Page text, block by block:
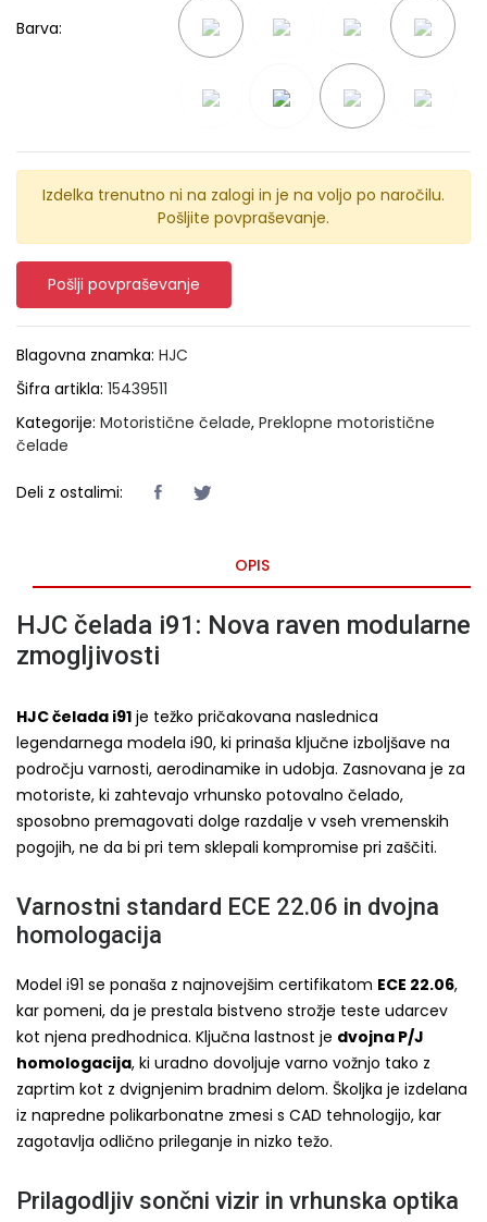
Barva:
Izdelka trenutno ni na zalogi in je na voljo po naročilu.
Pošljite povpraševanje.
Pošlji povpraševanje
Blagovna znamka: HJC
Šifra artikla: 15439511
Kategorije: Motoristične čelade, Preklopne motoristične
čelade
Deli z ostalimi:
OPIS
HJC čelada i91: Nova raven modularne
zmogljivosti
HJC čelada i91 je težko pričakovana naslednica
legendarnega modela i90, ki prinaša ključne izboljšave na
področju varnosti, aerodinamike in udobja. Zasnovana je za
motoriste, ki zahtevajo vrhunsko potovalno čelado,
sposobno premagovati dolge razdalje v vseh vremenskih
pogojih, ne da bi pri tem sklepali kompromise pri zaščiti.
Varnostni standard ECE 22.06 in dvojna
homologacija
Model i91 se ponaša z najnovejšim certifikatom ECE 22.06,
kar pomeni, da je prestala bistveno strožje teste udarcev
kot njena predhodnica. Ključna lastnost je dvojna P/J
homologacija, ki uradno dovoljuje varno vožnjo tako z
zaprtim kot z dvignjenim bradnim delom. Školjka je izdelana
iz napredne polikarbonatne zmesi s CAD tehnologijo, kar
zagotavlja odlično prileganje in nizko težo.
Prilagodljiv sončni vizir in vrhunska optika